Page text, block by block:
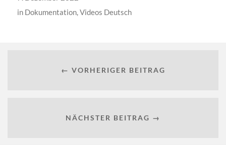
in Dokumentation,Videos Deutsch
← VORHERIGER BEITRAG
NÄCHSTER BEITRAG →